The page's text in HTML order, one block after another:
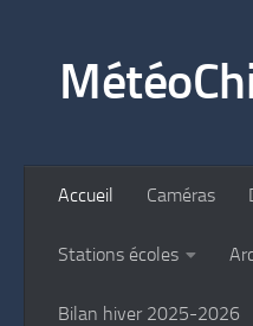
Accueil Caméras
Stations écoles
Bilan hiver 2025-2026